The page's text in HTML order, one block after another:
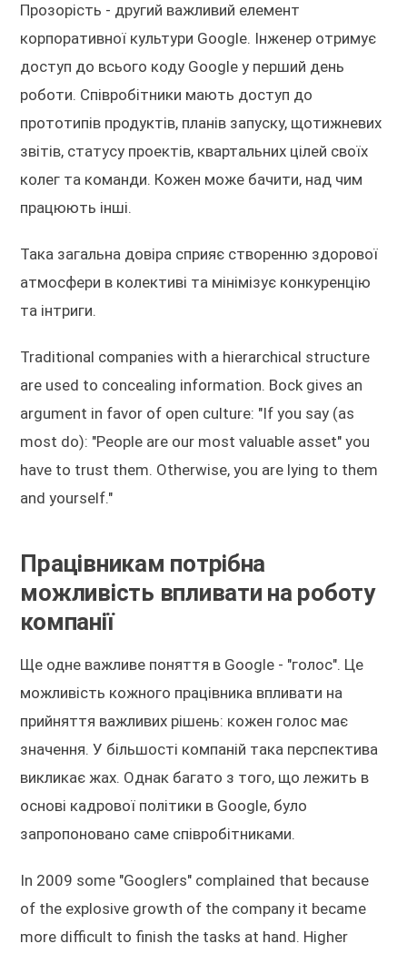
Прозорість - другий важливий елемент
корпоративної культури Google. Інженер отримує
доступ до всього коду Google у перший день
роботи. Співробітники мають доступ до
прототипів продуктів, планів запуску, щотижневих
звітів, статусу проектів, квартальних цілей своїх
колег та команди. Кожен може бачити, над чим
працюють інші.
Така загальна довіра сприяє створенню здорової
атмосфери в колективі та мінімізує конкуренцію
та інтриги.
Traditional companies with a hierarchical structure
are used to concealing information. Bock gives an
argument in favor of open culture: "If you say (as
most do): "People are our most valuable asset" you
have to trust them. Otherwise, you are lying to them
and yourself."
Працівникам потрібна
можливість впливати на роботу
компанії
Ще одне важливе поняття в Google - "голос". Це
можливість кожного працівника впливати на
прийняття важливих рішень: кожен голос має
значення. У більшості компаній така перспектива
викликає жах. Однак багато з того, що лежить в
основі кадрової політики в Google, було
запропоновано саме співробітниками.
In 2009 some "Googlers" complained that because
of the explosive growth of the company it became
more difficult to finish the tasks at hand. Higher